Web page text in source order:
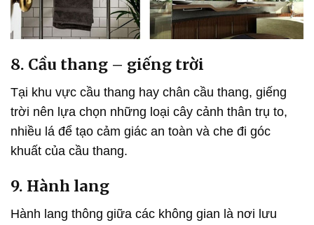
8. Cầu thang – giếng trời
Tại khu vực cầu thang hay chân cầu thang, giếng
trời nên lựa chọn những loại cây cảnh thân trụ to,
nhiều lá để tạo cảm giác an toàn và che đi góc
khuất của cầu thang.
9. Hành lang
Hành lang thông giữa các không gian là nơi lưu